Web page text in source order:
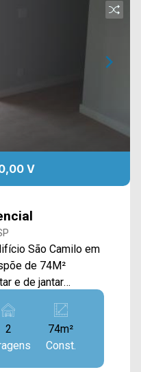
V
São Camilo em
e de jantar
e área de
> 02 vagas de
restaurantes,
2
74m²
Const.